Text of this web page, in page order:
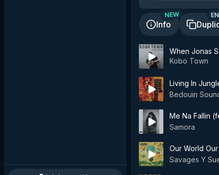
Info
NEW
When Jonas
Kobo Town
Living In
Bedouin
Me Na Fallin
Samora
Our World
Savages Y